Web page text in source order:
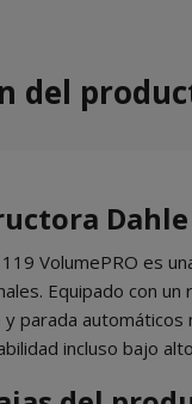
del
119 VolumePRO es
Equipado con
y parada
incluso bajo